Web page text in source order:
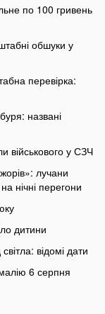
по 100 гривень
обшуки у
перевірка:
названі
військового у СЗЧ
лучани
нічні перегони
дитини
відомі дати
6 серпня